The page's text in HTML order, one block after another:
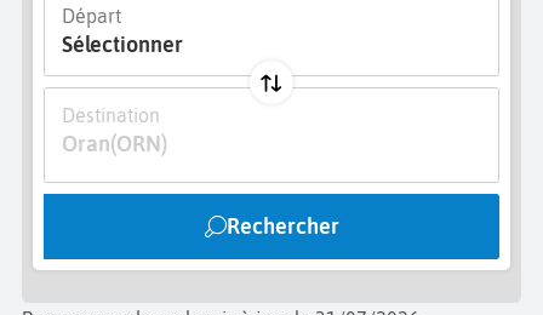
Votrevoyage à Oran
souvenirs de vos
Départ
Sélectionner
Destination
Oran(ORN)
Rechercher